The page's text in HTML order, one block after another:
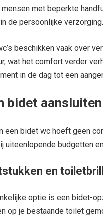
met beperkte
de persoonlijke verzorging.
beschikken vaak over
wat het comfort verder
in de dag tot een
bidet
een bidet wc hoeft geen
uiteenlopende budgetten
en
optie is een bidet-
op je bestaande toilet